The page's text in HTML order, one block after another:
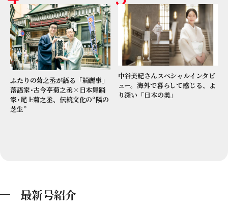
ふたりの菊之丞が語る「綺麗事」
落語家･古今亭菊之丞×日本舞踊
家･尾上菊之丞、伝統文化の“隣の
芝生”
中谷美紀さんスペシャルインタビ
ュー。海外で暮らして感じる、よ
り深い「日本の美」
最新号紹介